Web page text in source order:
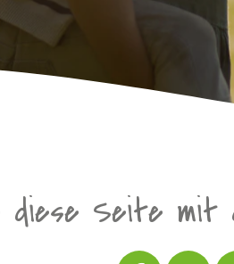
diese Seite mit